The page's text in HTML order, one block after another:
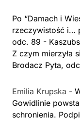
Po “Damach i
rzeczywistość i…
odc. 89 -
Z czym mierzyła
Brodacz Pyta,
Emilia Krupska -
Gowidlinie
schronienia.